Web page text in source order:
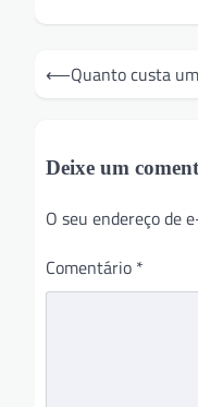
Navegação
de
⟵Quanto custa
Deixe um
O seu endereço de
Comentário *